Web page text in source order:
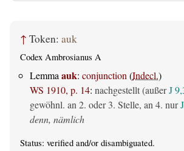
↑ Token: auk
Codex Ambrosianus A
Lemma auk: conjunction (Indecl.)
WS 1910, p. 14: nachgestellt (außerJ
gewöhnl. an 2. oder 3. Stelle, an 4. nur
denn, nämlich
Status: verified and/or disambiguated.